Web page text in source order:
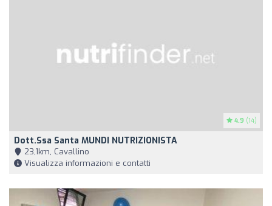
4.9 (14)
Dott.ssa Santa MUNDI NUTRIZIONISTA
23,1km, Cavallino
Visualizza informazioni e contatti